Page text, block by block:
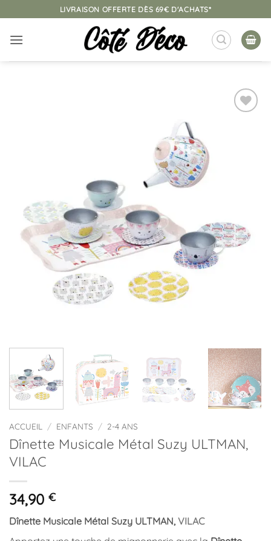
au
contenu
LIVRAISON OFFERTE DÈS 69€ D'ACHATS*
ACCUEIL / ENFANTS / 2-4 ANS
Dînette Musicale Métal Suzy ULTMAN,
VILAC
34,90 €
Dînette Musicale Métal Suzy ULTMAN, VILAC